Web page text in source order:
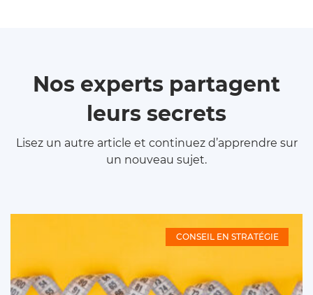
Nos experts partagent
leurs secrets
Lisez un autre article et continuez d’apprendre sur
un nouveau sujet.
CONSEIL EN STRATÉGIE